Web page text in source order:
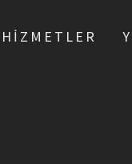
HIZMETLER